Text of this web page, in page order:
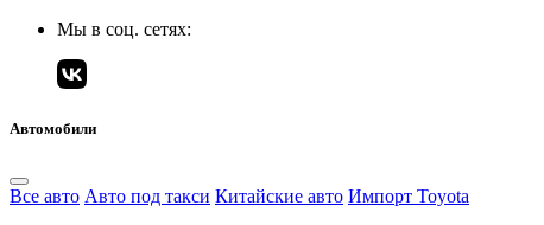
Мы в соц. сетях:
Автомобили
Все авто Авто под такси Китайские авто Импорт Toyota